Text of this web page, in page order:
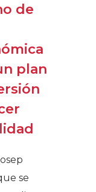
de
plan
se